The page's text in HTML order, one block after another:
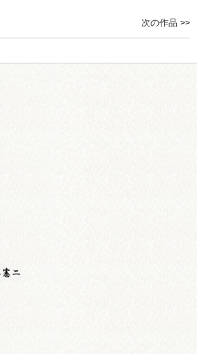
次の作品